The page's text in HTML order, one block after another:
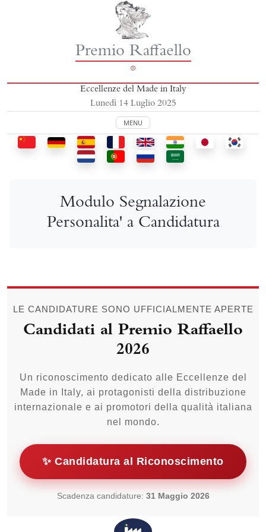
Premio Raffaello
Eccellenze del Made in Italy
Lunedì 14 Luglio 2025
MENU
Modulo Segnalazione
Personalita' a Candidatura
LE CANDIDATURE SONO UFFICIALMENTE APERTE
Candidati al Premio Raffaello
2026
Un riconoscimento dedicato alle Eccellenze del
Made in Italy, ai protagonisti della distribuzione
internazionale e ai promotori della qualità italiana
nel mondo.
✨ Candidatura al Riconoscimento
Scadenza candidature: 31 Maggio 2026